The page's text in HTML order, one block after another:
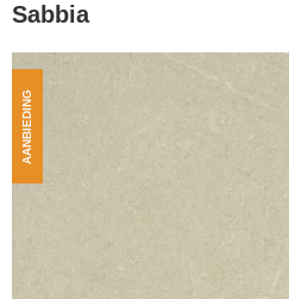
Sabbia
AANBIEDING